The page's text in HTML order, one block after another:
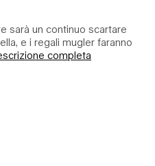
sarà un continuo scartare
e i regali mugler faranno
completa